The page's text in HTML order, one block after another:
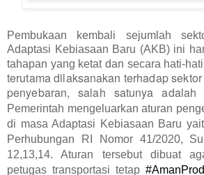
Pembukaan kembali sejumlah
Adaptasi Kebiasaan Baru (AKB) ini
tahapan yang ketat dan secara hati-
terutama dilaksanakan terhadap
penyebaran, salah satunya adalah
Pemerintah mengeluarkan aturan
di masa Adaptasi Kebiasaan Baru
Perhubungan RI Nomor 41/2020,
12,13,14. Aturan tersebut dibuat
petugas transportasi tetap